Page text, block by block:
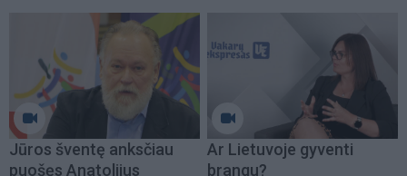
Jūros šventę anksčiau
puošęs Anatolijus
Ar Lietuvoje gyventi
brangu?